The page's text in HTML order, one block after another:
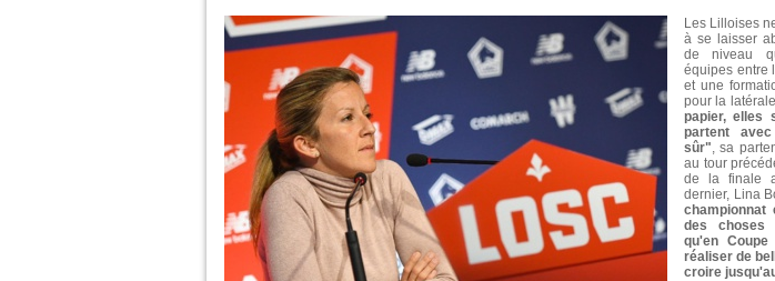
Les Lilloises
à se laisser
de niveau
équipes entre
et une
pour la
papier, elles
partent
sûr" , sa
au tour
de la finale
dernier, Lina
des choses
qu'en
réaliser de
croire